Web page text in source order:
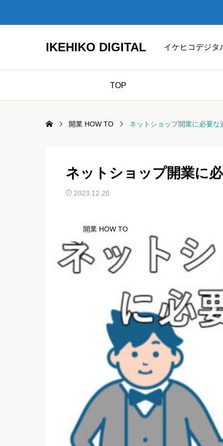
IKEHIKO DIGITAL イケヒコデジタ
TOP
開業 HOW TO ネットショップ開業に必要な
ネットショップ開業に
2023.12.20
開業 HOW TO